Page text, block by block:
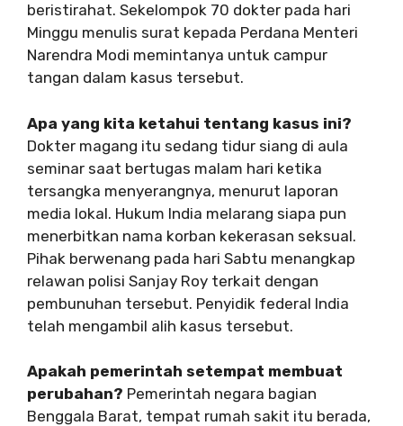
beristirahat. Sekelompok 70 dokter pada hari
Minggu menulis surat kepada Perdana Menteri
Narendra Modi memintanya untuk campur
tangan dalam kasus tersebut.
Apa yang kita ketahui tentang kasus ini?
Dokter magang itu sedang tidur siang di aula
seminar saat bertugas malam hari ketika
tersangka menyerangnya, menurut laporan
media lokal. Hukum India melarang siapa pun
menerbitkan nama korban kekerasan seksual.
Pihak berwenang pada hari Sabtu menangkap
relawan polisi Sanjay Roy terkait dengan
pembunuhan tersebut. Penyidik ​​federal India
telah mengambil alih kasus tersebut.
Apakah pemerintah setempat membuat
perubahan? Pemerintah negara bagian
Benggala Barat, tempat rumah sakit itu berada,